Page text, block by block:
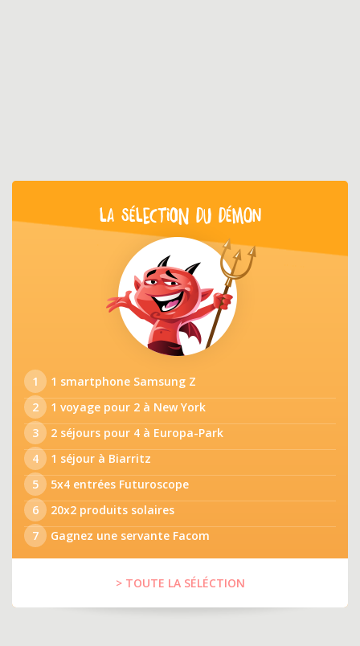
LA SÉLECTION DU DÉMON
1
1 smartphone Samsung Z
2
1 voyage pour 2 à New York
3
2 séjours pour 4 à Europa-Park
4
1 séjour à Biarritz
5
5x4 entrées Futuroscope
6
20x2 produits solaires
7
Gagnez une servante Facom
> TOUTE LA SÉLÉCTION